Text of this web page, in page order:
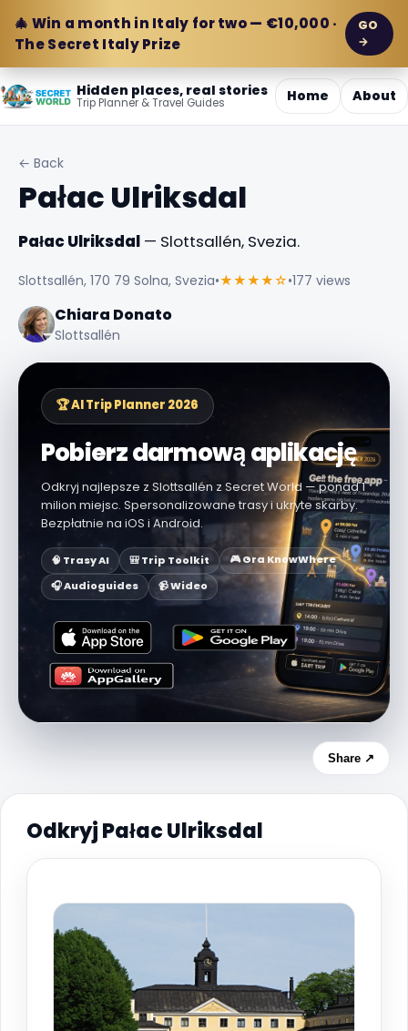
🎄 Win a month in Italy for two — €10,000 ·
The Secret Italy Prize
GO
→
Hidden places, real stories
Trip Planner & Travel Guides Home About
← Back
Pałac Ulriksdal
Pałac Ulriksdal — Slottsallén, Svezia.
Slottsallén, 170 79 Solna, Svezia•★★★★☆•177 views
Chiara Donato
Slottsallén
🏆 AI Trip Planner 2026
Pobierz darmową aplikację
Odkryj najlepsze z Slottsallén z Secret World — ponad 1
milion miejsc. Spersonalizowane trasy i ukryte skarby.
Bezpłatnie na iOS i Android.
🧠 Trasy AI 🎒 Trip Toolkit
🎮 Gra KnowWhere
🎧 Audioguides
📹 Wideo
Share ↗
Odkryj Pałac Ulriksdal